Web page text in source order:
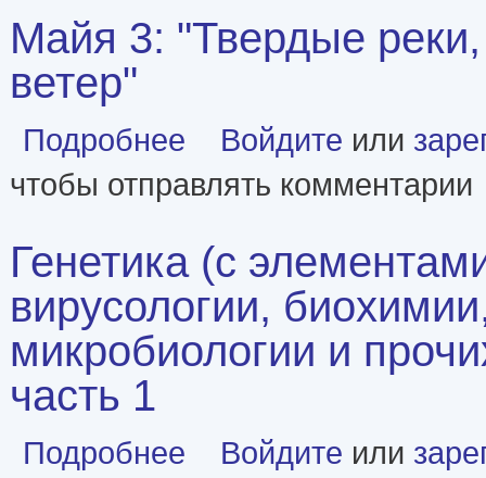
Майя 3: "Твердые
ветер"
Подробнее о Майя 3: "Твердые реки, мраморный ветер"
Войдите или
чтобы отправлять комментарии
Генетика (с
вирусологии,
микробиологии и
часть 1
Подробнее о Генетика (с элементами цитологии,
Войдите или